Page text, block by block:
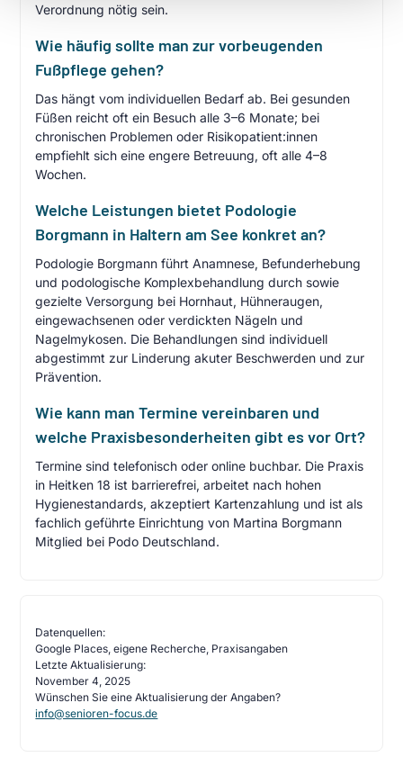
Verordnung nötig sein.
Wie häufig sollte man zur vorbeugenden
Fußpflege gehen?
Das hängt vom individuellen Bedarf ab. Bei gesunden
Füßen reicht oft ein Besuch alle 3–6 Monate; bei
chronischen Problemen oder Risikopatient:innen
empfiehlt sich eine engere Betreuung, oft alle 4–8
Wochen.
Welche Leistungen bietet Podologie
Borgmann in Haltern am See konkret an?
Podologie Borgmann führt Anamnese, Befunderhebung
und podologische Komplexbehandlung durch sowie
gezielte Versorgung bei Hornhaut, Hühneraugen,
eingewachsenen oder verdickten Nägeln und
Nagelmykosen. Die Behandlungen sind individuell
abgestimmt zur Linderung akuter Beschwerden und zur
Prävention.
Wie kann man Termine vereinbaren und
welche Praxisbesonderheiten gibt es vor Ort?
Termine sind telefonisch oder online buchbar. Die Praxis
in Heitken 18 ist barrierefrei, arbeitet nach hohen
Hygienestandards, akzeptiert Kartenzahlung und ist als
fachlich geführte Einrichtung von Martina Borgmann
Mitglied bei Podo Deutschland.
Datenquellen:
Google Places, eigene Recherche, Praxisangaben
Letzte Aktualisierung:
November 4, 2025
Wünschen Sie eine Aktualisierung der Angaben?
info@senioren-focus.de